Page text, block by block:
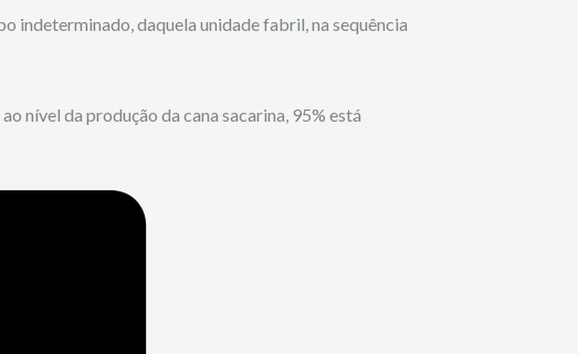
indeterminado, daquela unidade fabril, na sequência
nível da produção da cana sacarina, 95% está